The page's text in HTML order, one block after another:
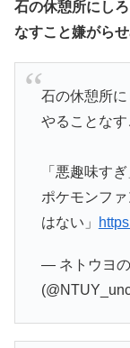
石の休憩所にし
なすこと嫌がら
石の休憩所に
やることなす
「悪趣味す
ポケモンフ
はない」
— ネトウヨ